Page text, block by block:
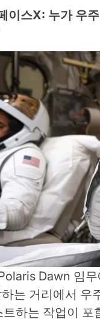
이스X: 누가 우
Dawn 임
는 거리에서 우
하는 작업이 포